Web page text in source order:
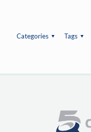
Categories Tags